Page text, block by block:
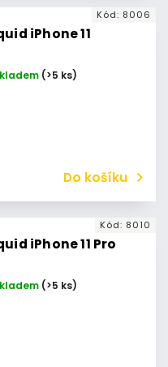
iPhone 11
(>5 ks)
Do košíku
Kód: 8006
iPhone 11 Pro
(>5 ks)
Kód: 8010